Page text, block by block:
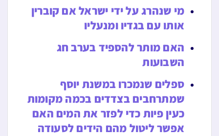
מי שנהרג על ידי ישראל אם קוברין
אותו עם בגדיו ומנעליו
האם מותר להספיד בערב חג
השבועות
ספלים שנמכרו במשנת יוסף
שמתרחבים בצדדים בכמה מקומות
כעין פיות כדי לפזר את המים האם
אפשר ליטול מהם הידים לסעודה